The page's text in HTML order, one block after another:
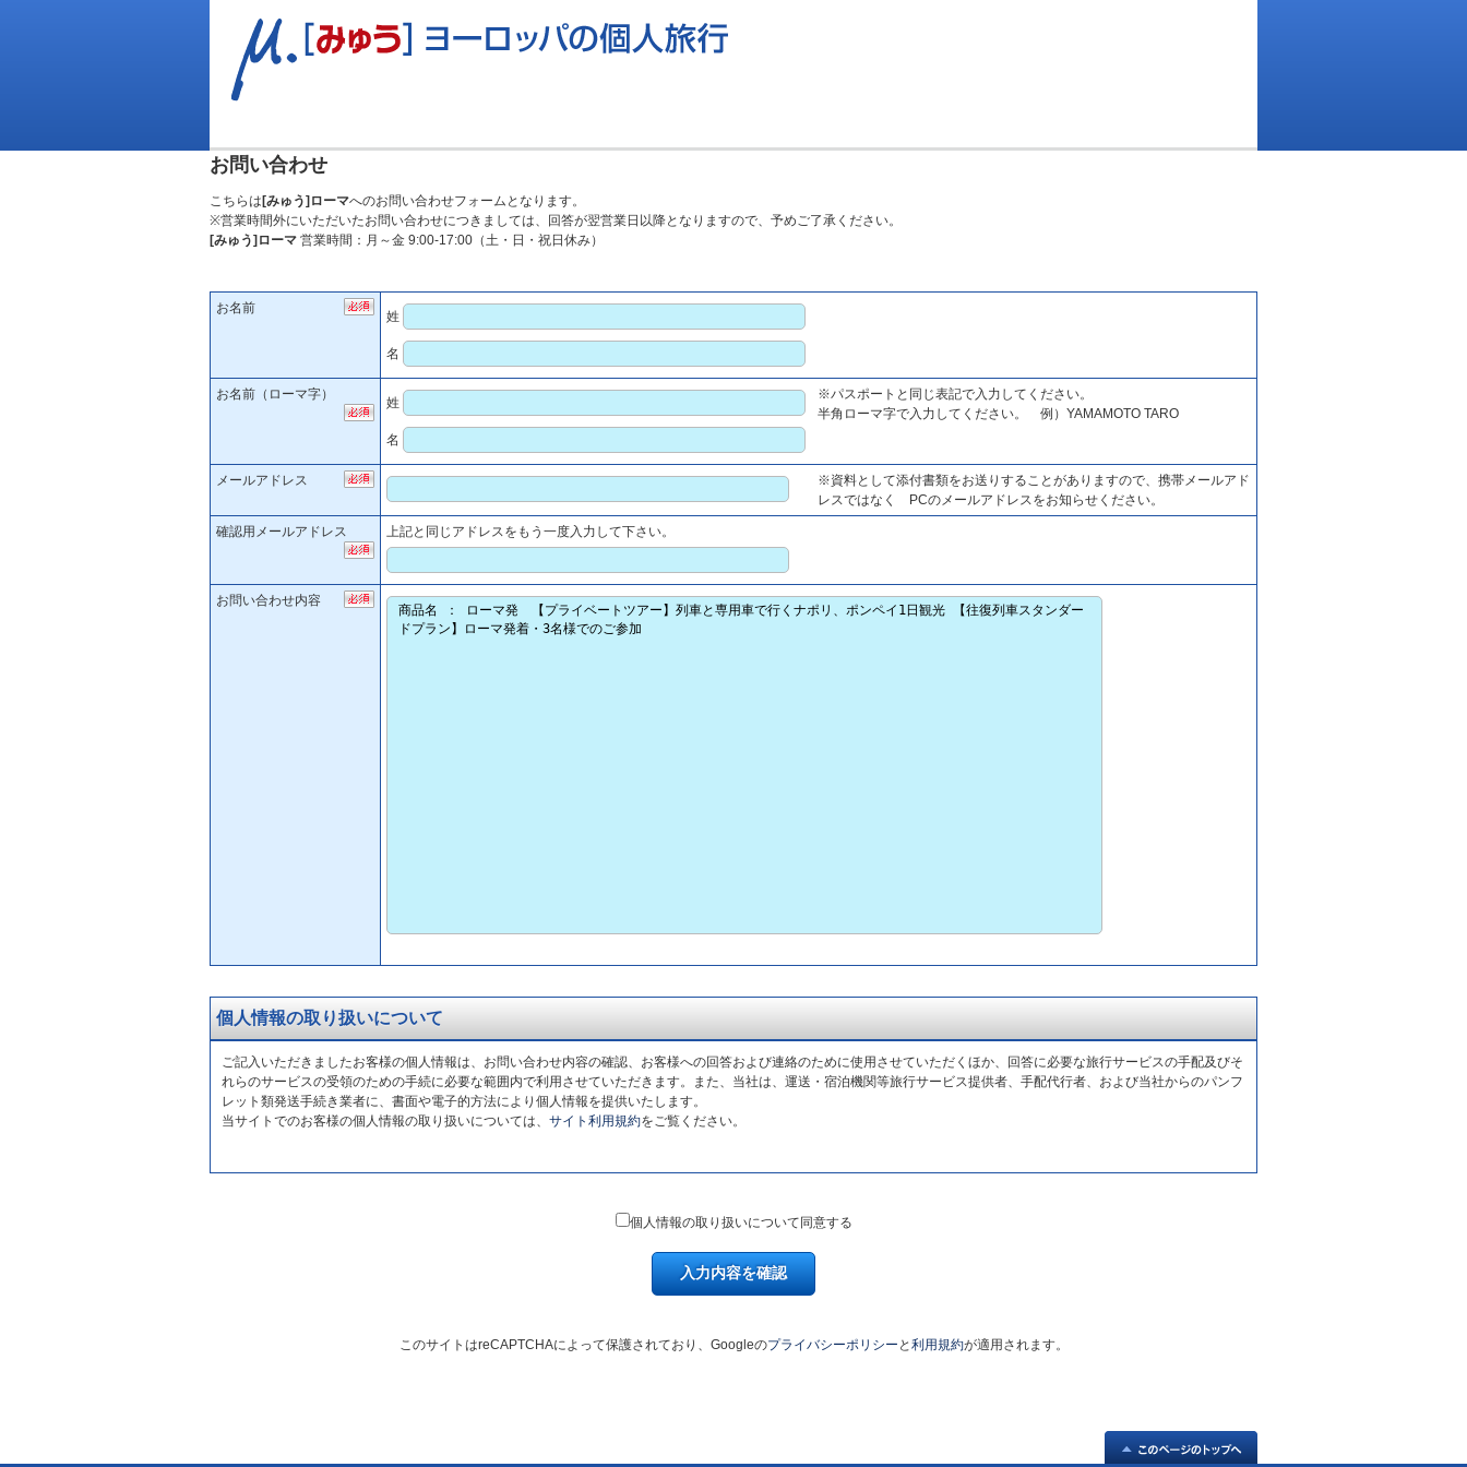
お問い合わせ
こちらは [みゅう]ローマへのお問い合わせフォームとなります。
※営業時間外にいただいたお問い合わせにつきましては、回答が翌営業日以降となりますので、予めご了承ください。
[みゅう]ローマ 営業時間：月～金 9:00-17:00（土・日・祝日休み）
お名前
姓
名
お名前（ローマ字）
姓
名
※パスポートと同じ表記で入力してください。
半角ローマ字で入力してください。 例）YAMAMOTO TARO
メールアドレス
※資料として添付書類をお送りすることがありますので、携帯メールアド
レスではなく PCのメールアドレスをお知らせください。
確認用メールアドレス 上記と同じアドレスをもう一度入力して下さい。
お問い合わせ内容
個人情報の取り扱いについて
ご記入いただきましたお客様の個人情報は、お問い合わせ内容の確認、お客様への回答および連絡のために使用させていただくほか、回答に必要な旅行サービスの手配及びそ
れらのサービスの受領のための手続に必要な範囲内で利用させていただきます。また、当社は、運送・宿泊機関等旅行サービス提供者、手配代行者、および当社からのパンフ
レット類発送手続き業者に、書面や電子的方法により個人情報を提供いたします。
当サイトでのお客様の個人情報の取り扱いについては、 サイト利用規約をご覧ください。
個人情報の取り扱いについて同意する
入力内容を確認
このサイトはreCAPTCHAによって保護されており、Googleのプライバシーポリシー と 利用規約が適用されます。